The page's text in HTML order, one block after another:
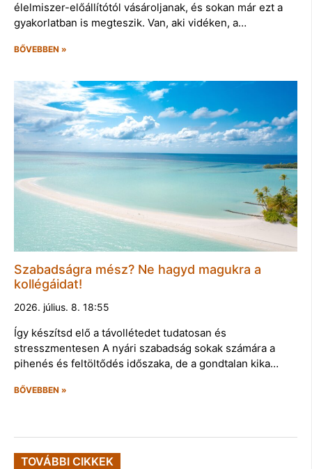
élelmiszer-előállítótól vásároljanak, és sokan már ezt a
gyakorlatban is megteszik. Van, aki vidéken, a…
BŐVEBBEN »
Szabadságra mész? Ne hagyd magukra a
kollégáidat!
2026. július. 8. 18:55
Így készítsd elő a távollétedet tudatosan és
stresszmentesen A nyári szabadság sokak számára a
pihenés és feltöltődés időszaka, de a gondtalan kika…
BŐVEBBEN »
TOVÁBBI CIKKEK